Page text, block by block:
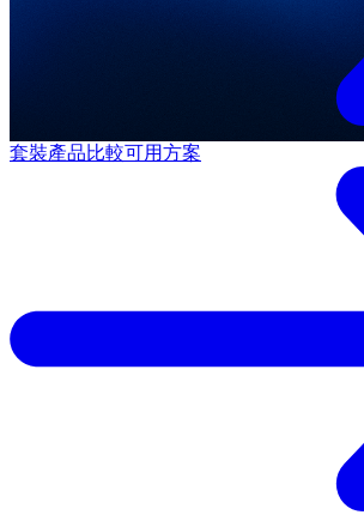
套裝產品比較可用方案